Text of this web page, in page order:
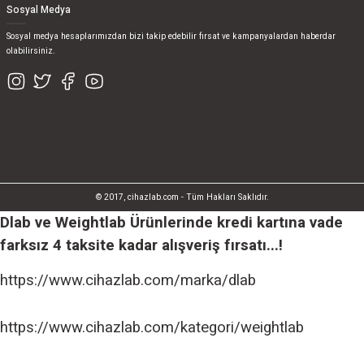
Sosyal Medya
Sosyal medya hesaplarımızdan bizi takip edebilir fırsat ve kampanyalardan haberdar
olabilirsiniz.
© 2017, cihazlab.com - Tüm Hakları Saklıdır.
Dlab ve Weightlab Ürünlerinde kredi kartına vade
farksız 4 taksite kadar alışveriş fırsatı...!
https://www.cihazlab.com/marka/dlab
https://www.cihazlab.com/kategori/weightlab